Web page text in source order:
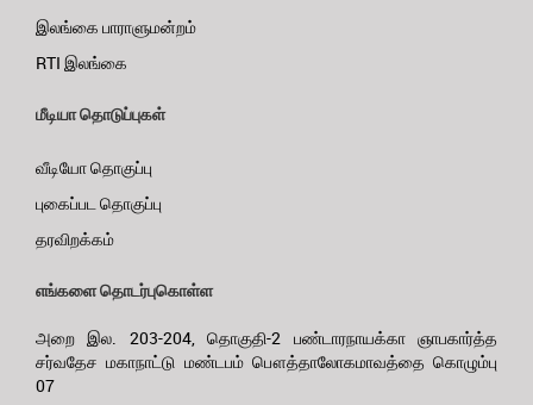
இலங்கை பாராளுமன்றம்
RTI இலங்கை
மீடியா தொடுப்புகள்
வீடியோ தொகுப்பு
புகைப்பட தொகுப்பு
தரவிறக்கம்
எங்களை தொடர்புகொள்ள
அறை இல. 203-204, தொகுதி-2 பண்டாரநாயக்கா ஞாபகார்த்த
சர்வதேச மகாநாட்டு மண்டபம் பௌத்தாலோகமாவத்தை கொழும்பு
07